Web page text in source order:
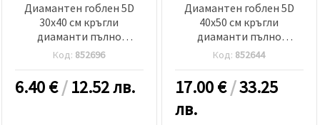
Диамантен гоблен 5D
30x40 см кръгли
диаманти пълно
облепяне Алените цветя
Код: 852696
6.40€/12.52 лв.
Диамантен гоблен 5D
40x50 см кръгли
диаманти пълно
облепяне - Слънчевото
Код: 852644
17.00€/33.25
лв.